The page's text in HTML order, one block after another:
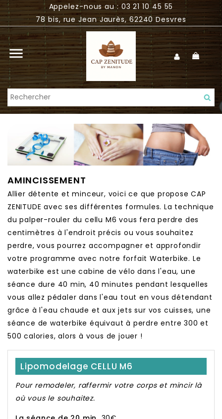
Appelez-nous au : 03 21 10 45 55
78 bis, rue Jean Jaurès, 62240 Desvres

AMINCISSEMENT
Allier détente et minceur, voici ce que propose CAP
ZENITUDE avec ses différentes formules. La technique
du palper-rouler du cellu M6 vous fera perdre des
centimètres à l'endroit précis ou vous souhaitez
perdre, vous pourrez accompagner et approfondir
votre programme avec notre forfait Waterbike. Le
waterbike est une cabine de vélo dans l'eau, une
séance dure 40 min, 40 minutes pendant lesquelles
vous allez pédaler dans l'eau tout en vous détendant
grâce à l'eau chaude et aux jets sur vos cuisses, une
séance de waterbike équivaut à perdre entre 300 et
500 calories, alors à vous de jouer !
Lipomodelage CELLU M6
Pour remodeler, raffermir votre corps et mincir là
où vous le souhaitez.